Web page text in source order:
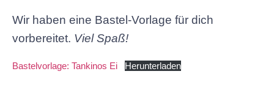
Wir haben eine Bastel-Vorlage für dich
vorbereitet. Viel Spaß!
Bastelvorlage: Tankinos Ei Herunterladen